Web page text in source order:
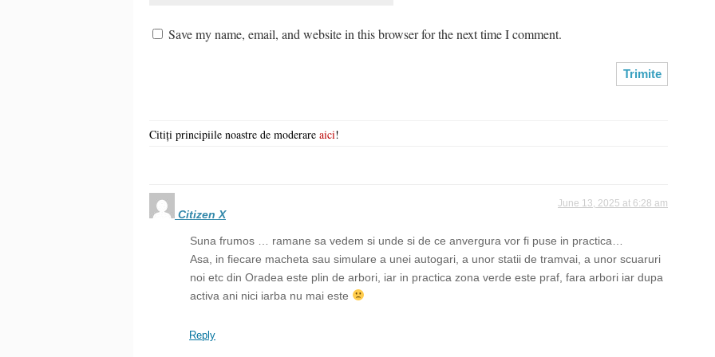
Save my name, email, and website in this browser for the next time I comment.
Citiți principiile noastre de moderare aici!
Citizen X
June 13, 2025 at 6:28 am
Suna frumos … ramane sa vedem si unde si de ce anvergura vor fi puse in practica…
Asa, in fiecare macheta sau simulare a unei autogari, a unor statii de tramvai, a unor scuaruri
noi etc din Oradea este plin de arbori, iar in practica zona verde este praf, fara arbori iar dupa
activa ani nici iarba nu mai este
Reply